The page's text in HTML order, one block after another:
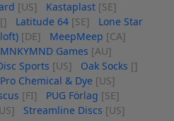
[US] Kastaplast [SE]
[] Latitude 64 [SE]
Lone Star
[DE] MeepMeep [CA]
MNKYMND Games [AU]
Sports [US] Oak Socks []
Pro Chemical & Dye [US]
[FI] PUG Förlag [SE]
Streamline Discs [US]